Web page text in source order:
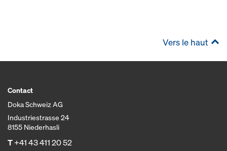
Vers le haut
Contact
Doka Schweiz AG
Industriestrasse 24
8155 Niederhasli
T+41 43 411 20 52